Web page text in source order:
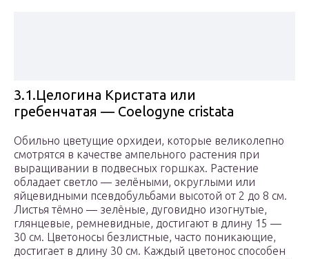
3.1.Целогина Кристата или
гребенчатая — Coelogyne cristata
Обильно цветущие орхидеи, которые великолепно
смотрятся в качестве ампельного растения при
выращивании в подвесных горшках. Растение
обладает светло — зелёными, округлыми или
яйцевидными псевдобульбами высотой от 2 до 8 см.
Листья тёмно — зелёные, дуговидно изогнутые,
глянцевые, ремневидные, достигают в длину 15 —
30 см. Цветоносы безлистные, часто поникающие,
достигает в длину 30 см. Каждый цветонос способен